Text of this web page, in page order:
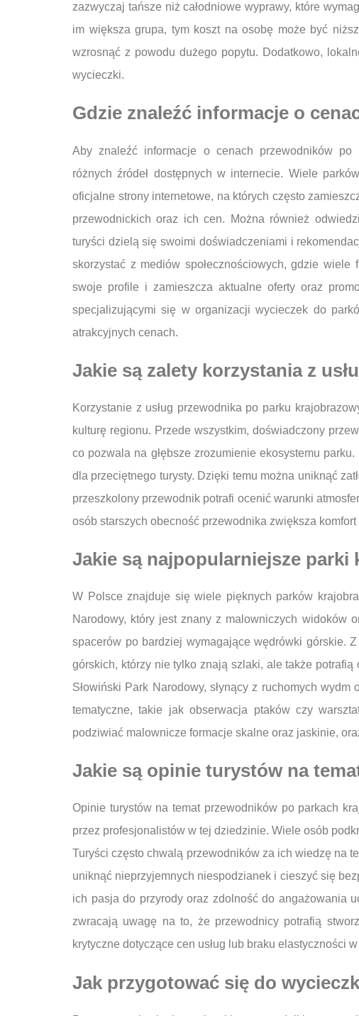
zazwyczaj tańsze niż całodniowe wyprawy, które
im większa grupa, tym koszt na osobę może być
wzrosnąć z powodu dużego popytu. Dodatkowo,
wycieczki.
Gdzie znaleźć informacje o
Aby znaleźć informacje o cenach przewodników po
różnych źródeł dostępnych w internecie. Wiele
oficjalne strony internetowe, na których często
przewodnickich oraz ich cen. Można również
turyści dzielą się swoimi doświadczeniami i
skorzystać z mediów społecznościowych, gdzie wiele
swoje profile i zamieszcza aktualne oferty oraz
specjalizującymi się w organizacji wycieczek do
atrakcyjnych cenach.
Jakie są zalety korzystania z
Korzystanie z usług przewodnika po parku
kulturę regionu. Przede wszystkim, doświadczony
co pozwala na głębsze zrozumienie ekosystemu
dla przeciętnego turysty. Dzięki temu można uniknąć
przeszkolony przewodnik potrafi ocenić warunki
osób starszych obecność przewodnika zwiększa
Jakie są najpopularniejsze
W Polsce znajduje się wiele pięknych parków
Narodowy, który jest znany z malowniczych widoków
spacerów po bardziej wymagające wędrówki górskie.
górskich, którzy nie tylko znają szlaki, ale także
Słowiński Park Narodowy, słynący z ruchomych
tematyczne, takie jak obserwacja ptaków czy
podziwiać malownicze formacje skalne oraz jaskinie,
Jakie są opinie turystów na
Opinie turystów na temat przewodników po parkach
przez profesjonalistów w tej dziedzinie. Wiele osób
Turyści często chwalą przewodników za ich wiedzę na
uniknąć nieprzyjemnych niespodzianek i cieszyć się
ich pasja do przyrody oraz zdolność do angażowania
zwracają uwagę na to, że przewodnicy potrafią
krytyczne dotyczące cen usług lub braku elastyczności
Jak przygotować się do